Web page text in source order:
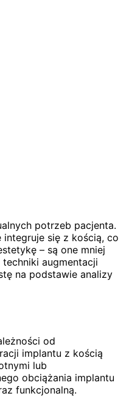
potrzeb pacjenta.
się z kością, co
– są one mniej
augmentacji
na podstawie analizy
od
implantu z kością
lub
obciążania implantu
funkcjonalną.